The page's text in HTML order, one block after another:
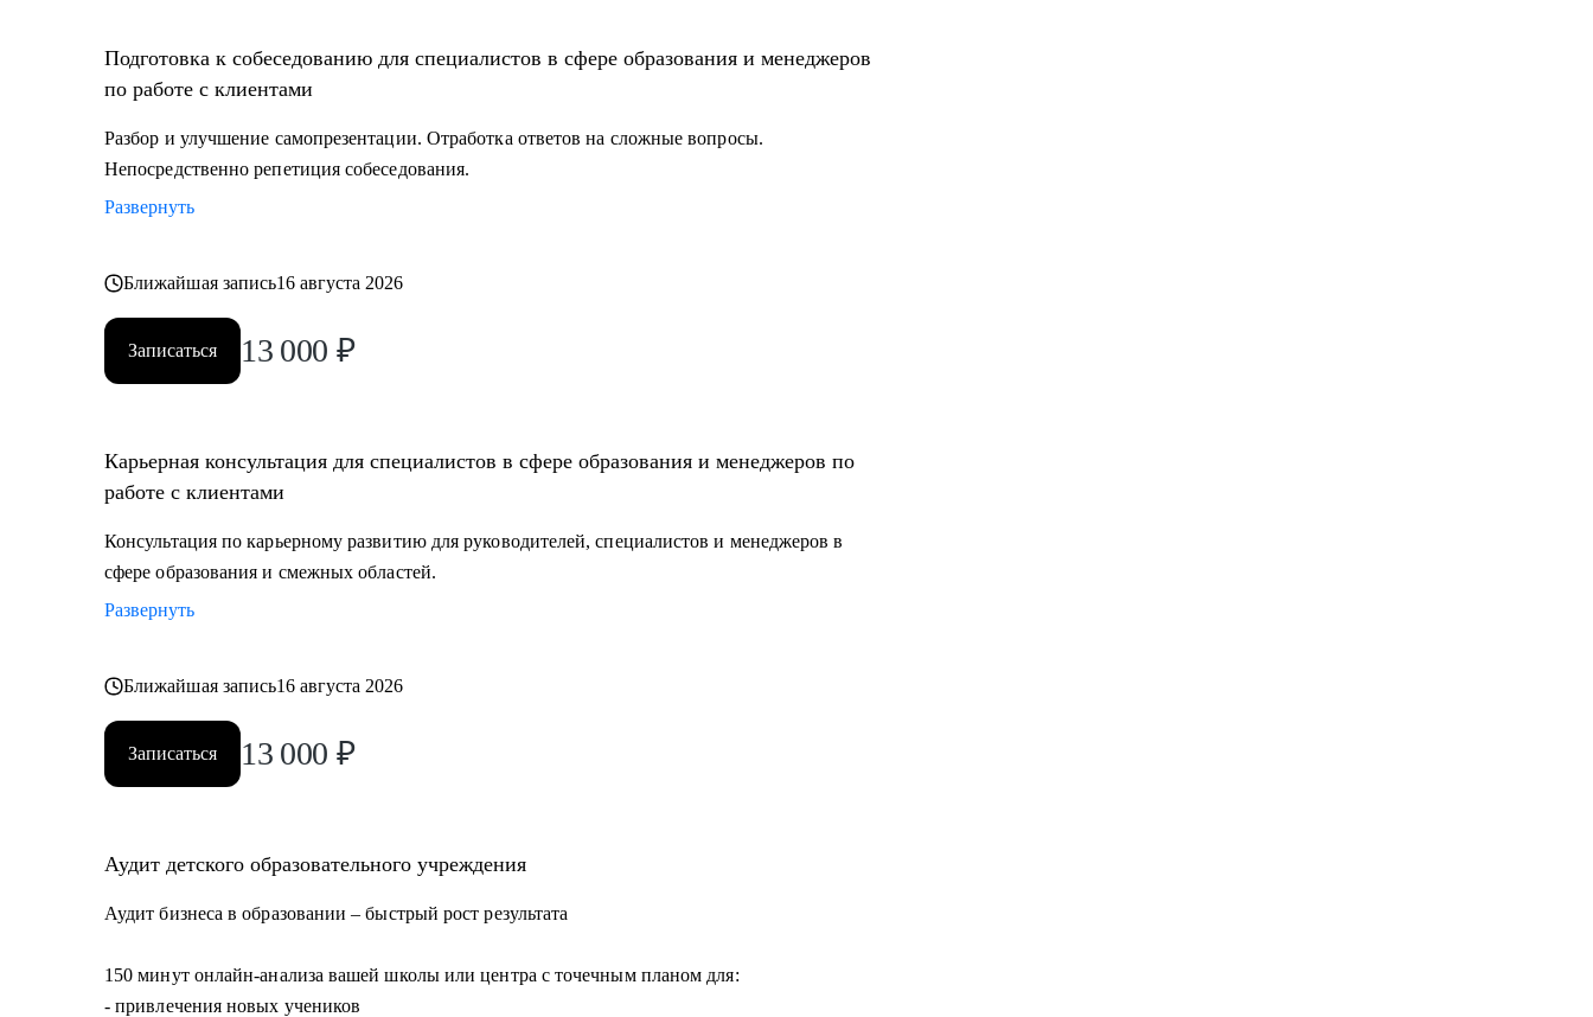
• Опытным специалистам, которые хотят сделать шаг вперед в своей карьере.
Подготовка к собеседованию для специалистов в сфере образования и менеджеров
по работе с клиентами
Разбор и улучшение самопрезентации. Отработка ответов на сложные вопросы.
Непосредственно репетиция собеседования.
Развернуть
Ближайшая запись16 августа 2026
Записаться 13 000 ₽
Карьерная консультация для специалистов в сфере образования и менеджеров по
работе с клиентами
Консультация по карьерному развитию для руководителей, специалистов и менеджеров в
сфере образования и смежных областей.
Развернуть
Ближайшая запись16 августа 2026
Записаться 13 000 ₽
Аудит детского образовательного учреждения
Аудит бизнеса в образовании – быстрый рост результата
150 минут онлайн-анализа вашей школы или центра с точечным планом для:
- привлечения новых учеников